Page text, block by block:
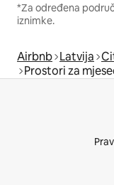
*Za određena
iznimke.
Airbnb Latvija
Prostori za